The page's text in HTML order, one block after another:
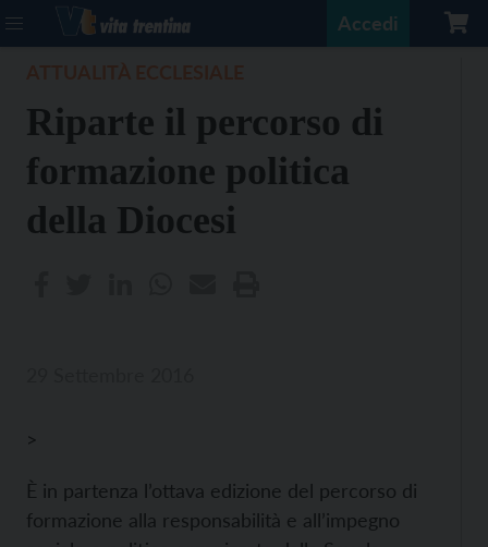
Accedi
Riparte il percorso di
formazione politica
della Diocesi
>
È in partenza l’ottava edizione del percorso di
formazione alla responsabilità e all’impegno